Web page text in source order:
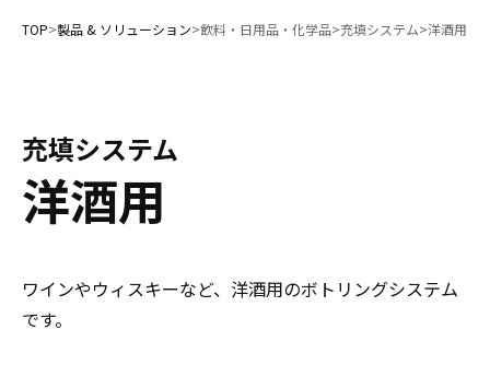
TOP>製品 & ソリューション>飲料・日用品・化学品>充填システム>洋酒用
充填システム
洋酒用
ワインやウィスキーなど、洋酒用のボトリングシステム
です。